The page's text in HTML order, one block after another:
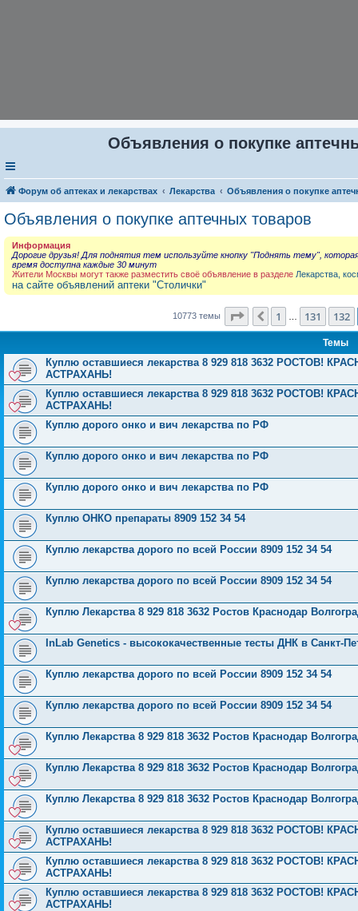
Объявления о покупке
Форум об аптеках и лекарствах Лекарства Объявления о покупке
Объявления о покупке аптечных товаров
Информация
Дорогие друзья! Для поднятия тем используйте кнопку "Поднять тему",
время доступна каждые 30 минут
Жители Москвы могут также разместить своё объявление в разделе Лекарства,
на сайте объявлений аптеки "Столички"
10773 темы Страница 133из 431
Пред.
1 131 132
Темы
Куплю оставшиеся лекарства 8 929 818 3632 РОСТОВ!
АСТРАХАНЬ!
Куплю оставшиеся лекарства 8 929 818 3632 РОСТОВ!
АСТРАХАНЬ!
Куплю дорого онко и вич лекарства по РФ
Куплю дорого онко и вич лекарства по РФ
Куплю дорого онко и вич лекарства по РФ
Куплю ОНКО препараты 8909 152 34 54
Куплю лекарства дорого по всей России 8909 152 34 54
Куплю лекарства дорого по всей России 8909 152 34 54
Куплю Лекарства 8 929 818 3632 Ростов Краснодар
InLab Genetics - высококачественные тесты ДНК в Санкт-
Куплю лекарства дорого по всей России 8909 152 34 54
Куплю лекарства дорого по всей России 8909 152 34 54
Куплю Лекарства 8 929 818 3632 Ростов Краснодар
Куплю Лекарства 8 929 818 3632 Ростов Краснодар
Куплю Лекарства 8 929 818 3632 Ростов Краснодар
Куплю оставшиеся лекарства 8 929 818 3632 РОСТОВ!
АСТРАХАНЬ!
Куплю оставшиеся лекарства 8 929 818 3632 РОСТОВ!
АСТРАХАНЬ!
Куплю оставшиеся лекарства 8 929 818 3632 РОСТОВ!
АСТРАХАНЬ!